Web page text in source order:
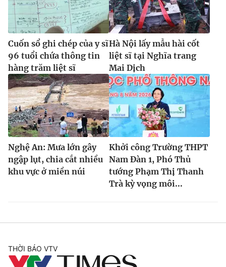
Cuốn sổ ghi chép của y sĩ
96 tuổi chứa thông tin
hàng trăm liệt sĩ
Hà Nội lấy mẫu hài cốt
liệt sĩ tại Nghĩa trang
Mai Dịch
Nghệ An: Mưa lớn gây
ngập lụt, chia cắt nhiều
khu vực ở miền núi
Khởi công Trường THPT
Nam Đàn 1, Phó Thủ
tướng Phạm Thị Thanh
Trà kỳ vọng môi...
THỜI BÁO VTV